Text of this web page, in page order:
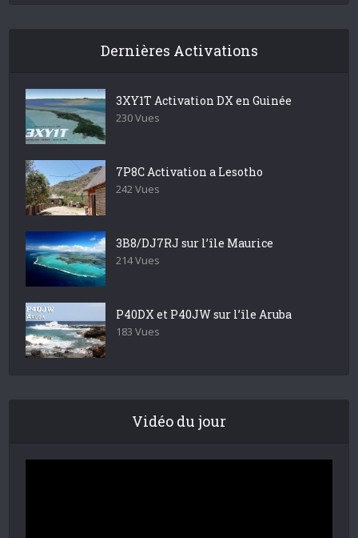
Dernières Activations
3XY1T Activation DX en Guinée
230 Vues
7P8C Activation a Lesotho
242 Vues
3B8/DJ7RJ sur l’île Maurice
214 Vues
P40DX et P40JW sur l’île Aruba
183 Vues
Vidéo du jour